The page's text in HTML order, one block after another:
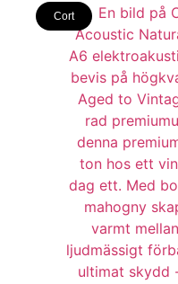
Cort